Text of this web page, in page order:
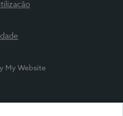
My Website